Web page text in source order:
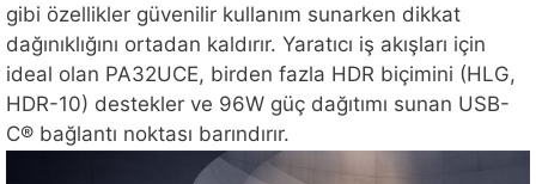
gibi özellikler güvenilir kullanım sunarken dikkat
dağınıklığını ortadan kaldırır. Yaratıcı iş akışları için
ideal olan PA32UCE, birden fazla HDR biçimini (HLG,
HDR-10) destekler ve 96W güç dağıtımı sunan USB-
C® bağlantı noktası barındırır.